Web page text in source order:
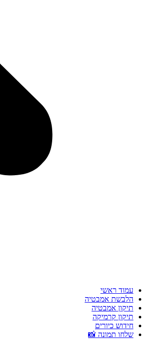
עמוד ראשי
הלבשת אמבטיה
תיקון אמבטיה
תיקון קרמיקה
חידוש כיורים
שלחו תמונה 📸